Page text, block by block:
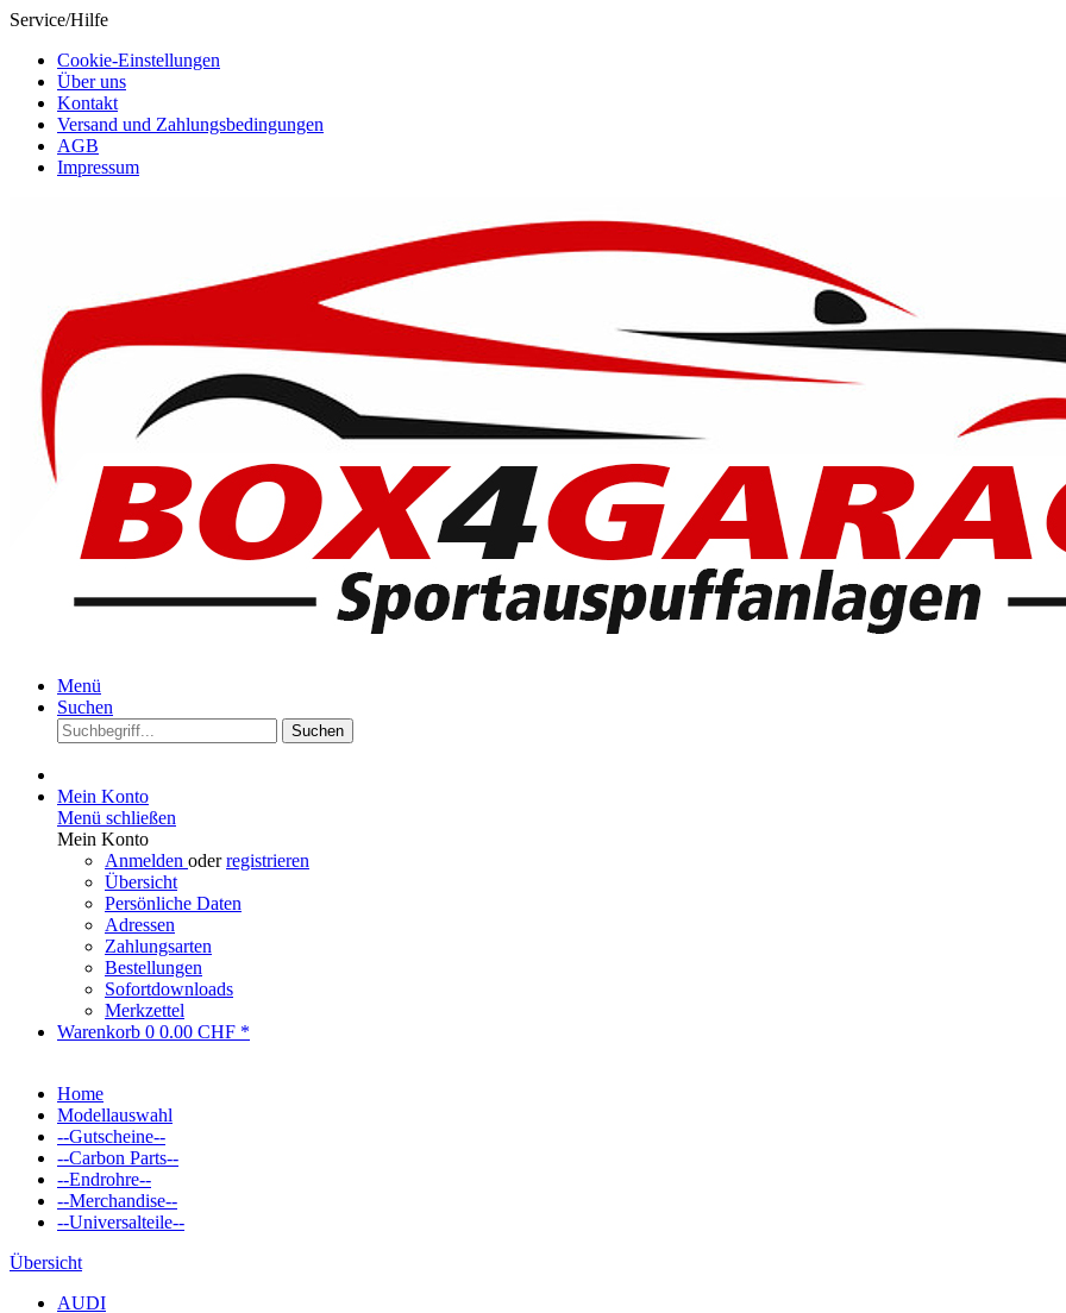
Service/Hilfe
Cookie-Einstellungen
Über uns
Kontakt
Versand und Zahlungsbedingungen
AGB
Impressum
Menü
Suchen
Suchen
Mein Konto
Menü schließen
Mein Konto
Anmelden oderregistrieren
Übersicht
Persönliche Daten
Adressen
Zahlungsarten
Bestellungen
Sofortdownloads
Merkzettel
Warenkorb 0 0.00 CHF *
Home
Modellauswahl
--Gutscheine--
--Carbon Parts--
--Endrohre--
--Merchandise--
--Universalteile--
Übersicht
AUDI